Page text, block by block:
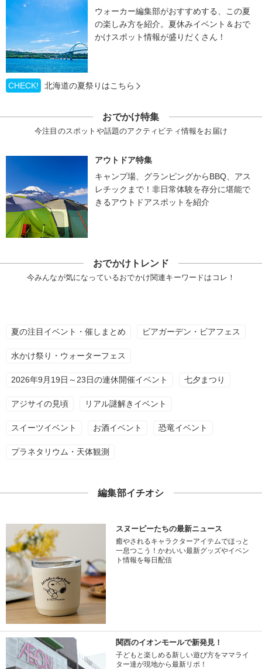
ウォーカー編集部がおすすめする、この夏
の楽しみ方を紹介。夏休みイベント＆おで
かけスポット情報が盛りだくさん！
CHECK! 北海道の夏祭りはこちら
おでかけ特集
今注目のスポットや話題のアクティビティ情報をお届け
アウトドア特集
キャンプ場、グランピングからBBQ、アス
レチックまで！非日常体験を存分に堪能で
きるアウトドアスポットを紹介
おでかけトレンド
今みんなが気になっているおでかけ関連キーワードはコレ！
夏の注目イベント・催しまとめ ビアガーデン・ビアフェス
水かけ祭り・ウォーターフェス
2026年9月19日～23日の連休開催イベント 七夕まつり
アジサイの見頃 リアル謎解きイベント
スイーツイベント お酒イベント 恐竜イベント
プラネタリウム・天体観測
編集部イチオシ
スヌーピーたちの最新ニュース
癒やされるキャラクターアイテムでほっと
一息つこう！かわいい最新グッズやイベン
ト情報を毎日配信
関西のイオンモールで新発見！
子どもと楽しめる新しい遊び方をママライ
ター達が現地から最新リポ！